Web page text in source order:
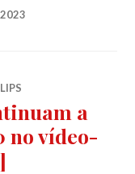
a
no vídeo-